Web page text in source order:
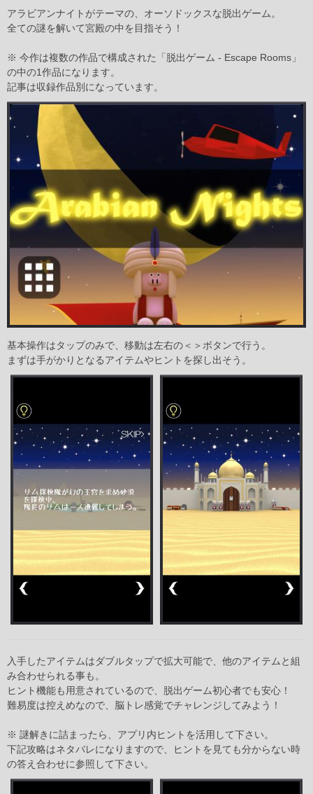
アラビアンナイトがテーマの、オーソドックスな脱出ゲーム。
全ての謎を解いて宮殿の中を目指そう！
※ 今作は複数の作品で構成された「脱出ゲーム - Escape Rooms」
の中の1作品になります。
記事は収録作品別になっています。
基本操作はタップのみで、移動は左右の＜＞ボタンで行う。
まずは手がかりとなるアイテムやヒントを探し出そう。
入手したアイテムはダブルタップで拡大可能で、他のアイテムと組
み合わせられる事も。
ヒント機能も用意されているので、脱出ゲーム初心者でも安心！
難易度は控えめなので、脳トレ感覚でチャレンジしてみよう！
※ 謎解きに詰まったら、アプリ内ヒントを活用して下さい。
下記攻略はネタバレになりますので、ヒントを見ても分からない時
の答え合わせに参照して下さい。